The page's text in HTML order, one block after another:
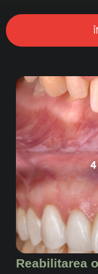
Reabilitarea